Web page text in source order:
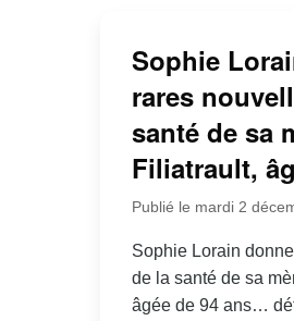
Sophie
rares
santé de sa
Filiatrault,
Publié le mardi 2
Sophie Lorain
de la santé de sa
âgée de 94 ans…